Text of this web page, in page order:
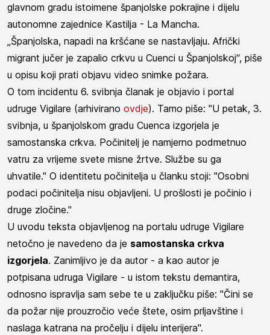
glavnom gradu istoimene španjolske pokrajine i dijelu
autonomne zajednice Kastilja - La Mancha.
„Španjolska, napadi na kršćane se nastavljaju. Afrički
migrant jučer je zapalio crkvu u Cuenci u Španjolskoj“, piše
u opisu koji prati objavu video snimke požara.
O tom incidentu 6. svibnja članak je objavio i portal
udruge Vigilare (arhivirano ovdje). Tamo piše: "U petak, 3.
svibnja, u španjolskom gradu Cuenca izgorjela je
samostanska crkva. Počinitelj je namjerno podmetnuo
vatru za vrijeme svete misne žrtve. Službe su ga
uhvatile." O identitetu počinitelja u članku stoji: "Osobni
podaci počinitelja nisu objavljeni. U prošlosti je počinio i
druge zločine."
U uvodu teksta objavljenog na portalu udruge Vigilare
netočno je navedeno da je samostanska crkva
izgorjela. Zanimljivo je da autor - a kao autor je
potpisana udruga Vigilare - u istom tekstu demantira,
odnosno ispravlja sam sebe te u zaključku piše: "Čini se
da požar nije prouzročio veće štete, osim prljavštine i
naslaga katrana na pročelju i dijelu interijera".